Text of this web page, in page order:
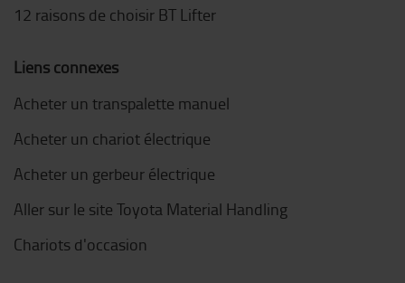
12 raisons de choisir BT Lifter
Liens connexes
Acheter un transpalette manuel
Acheter un chariot électrique
Acheter un gerbeur électrique
Aller sur le site Toyota Material Handling
Chariots d'occasion